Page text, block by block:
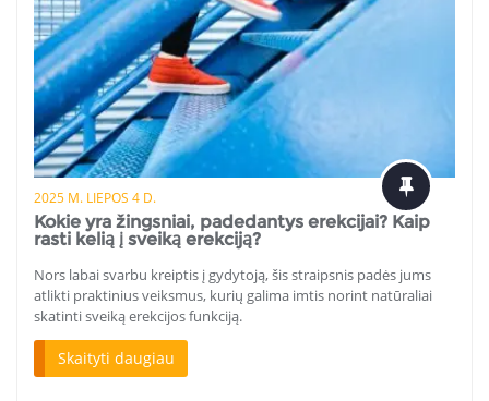
2025 M. LIEPOS 4 D.
Kokie yra žingsniai, padedantys erekcijai? Kaip
rasti kelią į sveiką erekciją?
Nors labai svarbu kreiptis į gydytoją, šis straipsnis padės jums
atlikti praktinius veiksmus, kurių galima imtis norint natūraliai
skatinti sveiką erekcijos funkciją.
Skaityti daugiau